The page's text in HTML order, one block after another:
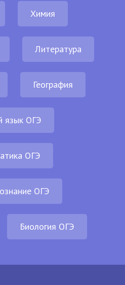
Химия
Литература
География
язык ОГЭ
ОГЭ
ОГЭ
Биология ОГЭ